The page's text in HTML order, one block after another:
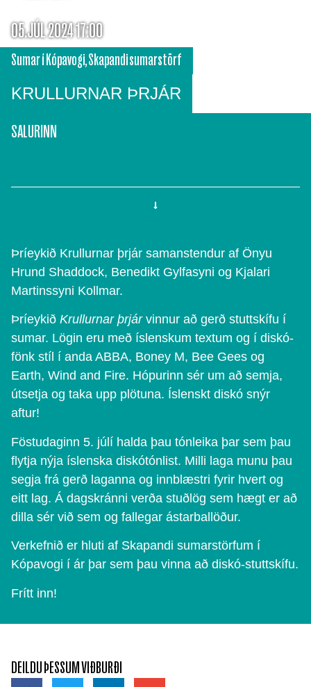
05.JÚL 2024 17:00
KRULLURNAR ÞRJÁR
Sumar í Kópavogi,Skapandi sumarstörf
SALURINN
Þríeykið Krullurnar þrjár samanstendur af Önyu
Hrund Shaddock, Benedikt Gylfasyni og Kjalari
Martinssyni Kollmar.
Þríeykið Krullurnar þrjárvinnur að gerð stuttskífu í
sumar. Lögin eru með íslenskum textum og í diskó-
fönk stíl í anda ABBA, Boney M, Bee Gees og
Earth, Wind and Fire. Hópurinn sér um að semja,
útsetja og taka upp plötuna. Íslenskt diskó snýr
aftur!
Föstudaginn 5. júlí halda þau tónleika þar sem þau
flytja nýja íslenska diskótónlist. Milli laga munu þau
segja frá gerð laganna og innblæstri fyrir hvert og
eitt lag. Á dagskránni verða stuðlög sem hægt er að
dilla sér við sem og fallegar ástarballöður.
Verkefnið er hluti af Skapandi sumarstörfum í
Kópavogi í ár þar sem þau vinna að diskó-stuttskífu.
Frítt inn!
DEILDU ÞESSUM VIÐBURÐI